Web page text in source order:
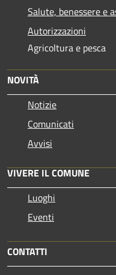
Salute, benessere e
Autorizzazioni
Agricoltura e pesca
NOVITÀ
Notizie
Comunicati
Avvisi
VIVERE IL COMUNE
Luoghi
Eventi
CONTATTI